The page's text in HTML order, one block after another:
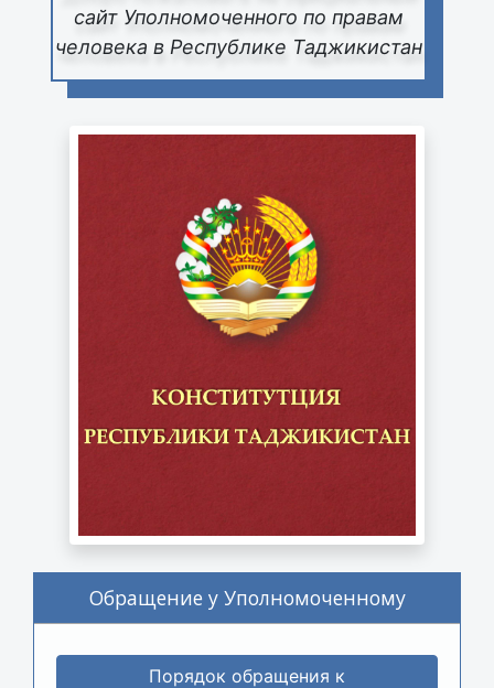
сайт Уполномоченного по правам
человека в Республике Таджикистан
Обращение у Уполномоченному
Порядок обращения к